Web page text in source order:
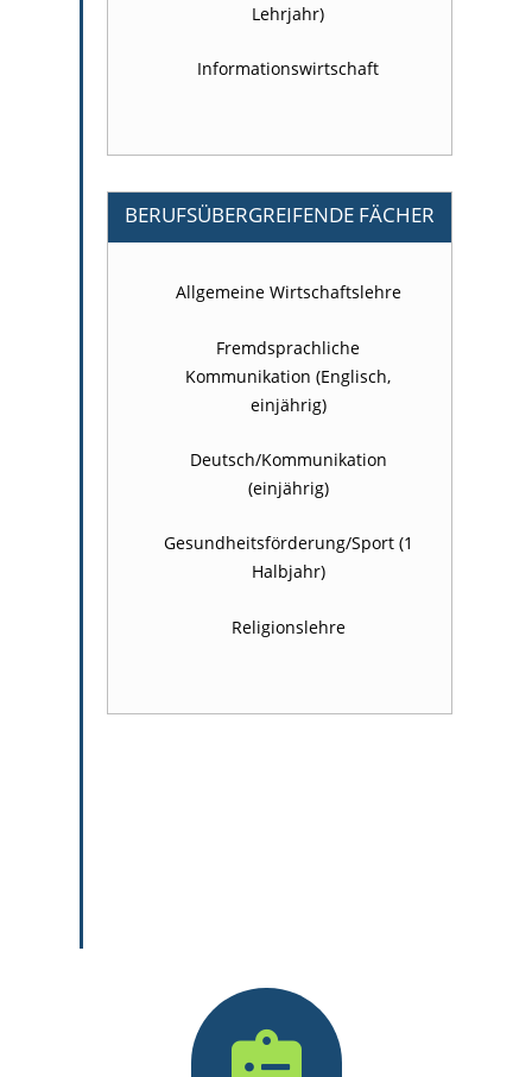
Lehrjahr)
Informationswirtschaft
BERUFSÜBERGREIFENDE FÄCHER
Allgemeine Wirtschaftslehre
Fremdsprachliche
Kommunikation (Englisch,
einjährig)
Deutsch/Kommunikation
(einjährig)
Gesundheitsförderung/Sport (1
Halbjahr)
Religionslehre